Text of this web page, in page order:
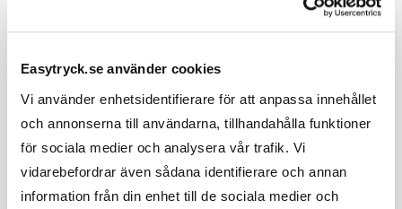
Easytryck.se använder cookies
Vi använder enhetsidentifierare för att anpassa innehållet
och annonserna till användarna, tillhandahålla funktioner
för sociala medier och analysera vår trafik. Vi
vidarebefordrar även sådana identifierare och annan
information från din enhet till de sociala medier och
Tryck